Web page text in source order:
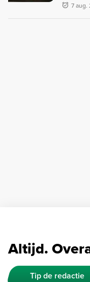
7 aug.
Altijd.
Tip de redactie